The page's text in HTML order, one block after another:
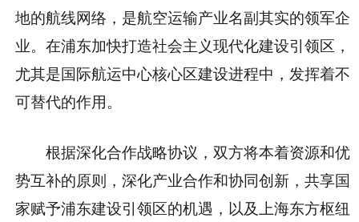
地的航线网络，是航空运输产业名副其实的领军企
业。在浦东加快打造社会主义现代化建设引领区，
尤其是国际航运中心核心区建设进程中，发挥着不
可替代的作用。
根据深化合作战略协议，双方将本着资源和优
势互补的原则，深化产业合作和协同创新，共享国
家赋予浦东建设引领区的机遇，以及上海东方枢纽